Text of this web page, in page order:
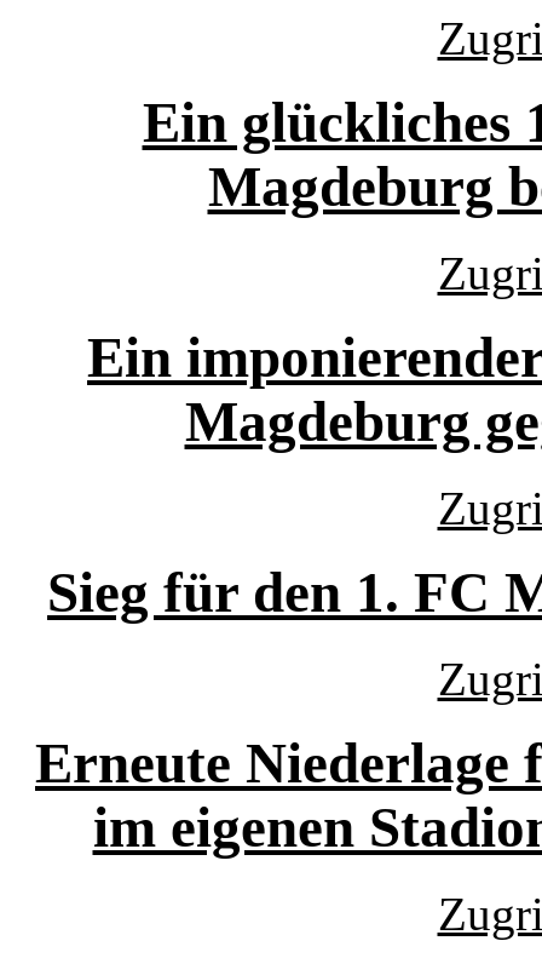
Ein glückliches
Magdeburg
Ein
Magdeburg
Sieg für den 1. FC
Erneute Niederlage
im eigenen